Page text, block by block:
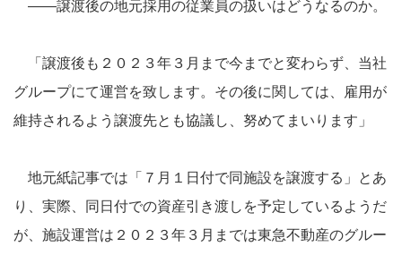
――譲渡後の地元採用の従業員の扱いはどうなるのか。
「譲渡後も２０２３年３月まで今までと変わらず、当社
グループにて運営を致します。その後に関しては、雇用が
維持されるよう譲渡先とも協議し、努めてまいります」
地元紙記事では「７月１日付で同施設を譲渡する」とあ
り、実際、同日付での資産引き渡しを予定しているようだ
が、施設運営は２０２３年３月までは東急不動産のグルー